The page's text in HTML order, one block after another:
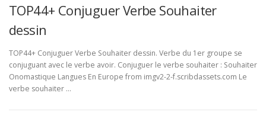
TOP44+ Conjuguer Verbe Souhaiter
dessin
TOP44+ Conjuguer Verbe Souhaiter dessin. Verbe du 1er groupe se
conjuguant avec le verbe avoir. Conjuguer le verbe souhaiter : Souhaiter
Onomastique Langues En Europe from imgv2-2-f.scribdassets.com Le
verbe souhaiter …